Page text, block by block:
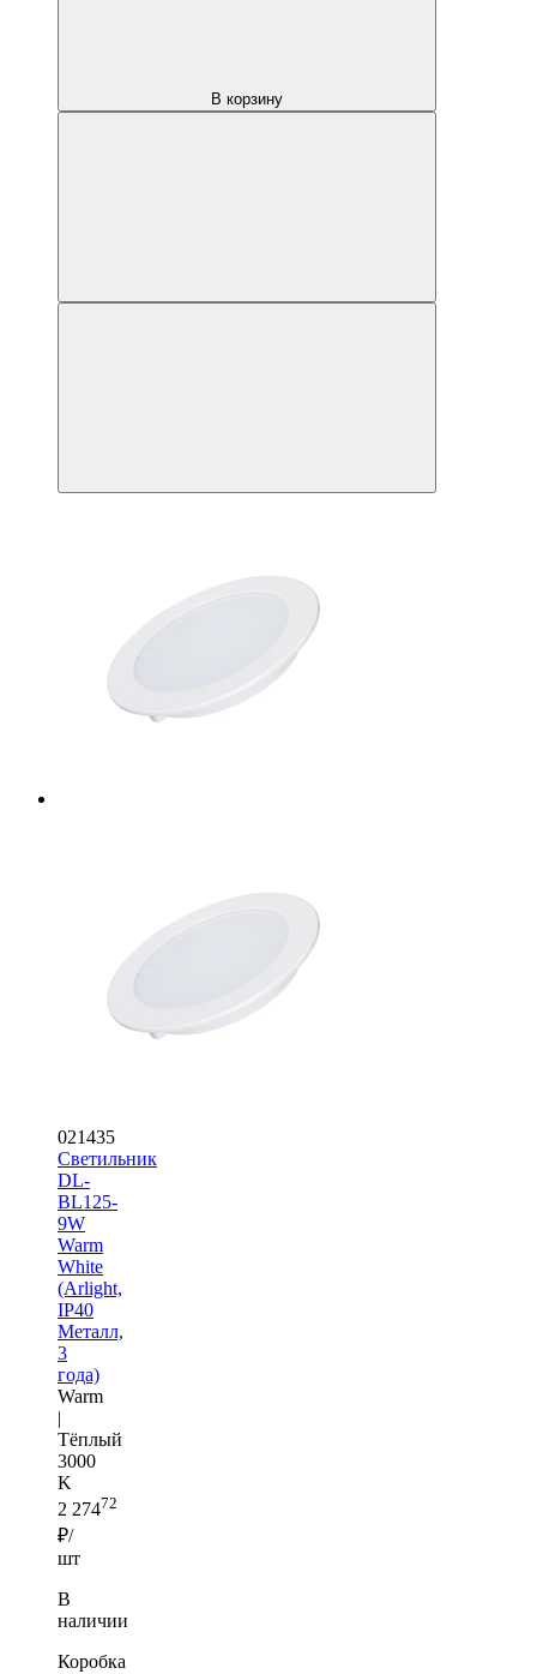
В корзину
021435
Светильник
DL-
BL125-
9W
Warm
White
(Arlight,
IP40
Металл,
3
года)
Warm
|
Тёплый
3000
K
2 27472
₽/
шт
В
наличии
Коробка